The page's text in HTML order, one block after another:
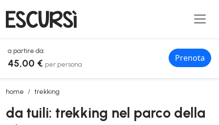
a partire da:
45,00 € per persona
Prenota
home trekking
da tuili: trekking nel parco della giara
da tuili: trekking nel parco della